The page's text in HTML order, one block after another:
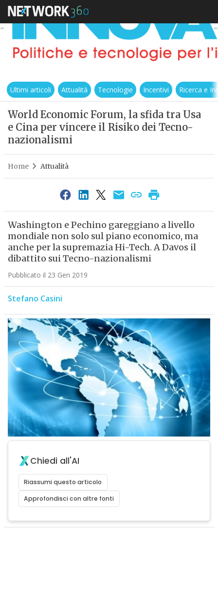
Ultimi articoli Attualità Tecnologie Incentivi Ricerca e
World Economic Forum, la sfida tra Usa
e Cina per vincere il Risiko dei Tecno-
nazionalismi
Home Attualità
Washington e Pechino gareggiano a livello
mondiale non solo sul piano economico, ma
anche per la supremazia Hi-Tech. A Davos il
dibattito sui Tecno-nazionalismi
Pubblicato il 23 Gen 2019
Stefano Casini
Chiedi all'AI
Riassumi questo articolo
Approfondisci con altre fonti